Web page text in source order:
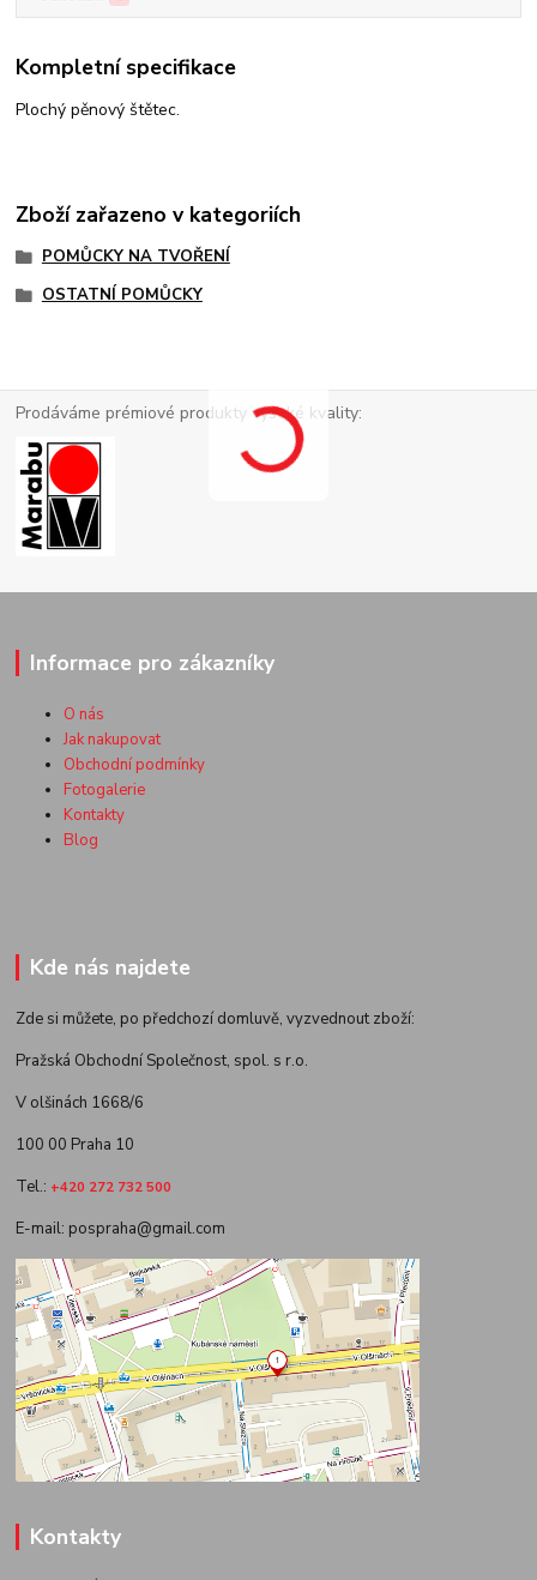
Kompletní specifikace
Plochý pěnový štětec.
Zboží zařazeno v kategoriích
POMŮCKY NA TVOŘENÍ
OSTATNÍ POMŮCKY
Prodáváme prémiové produkty vysoké kvality:
Informace pro zákazníky
O nás
Jak nakupovat
Obchodní podmínky
Fotogalerie
Kontakty
Blog
Kde nás najdete
Zde si můžete, po předchozí domluvě, vyzvednout zboží:
Pražská Obchodní Společnost, spol. s r.o.
V olšinách 1668/6
100 00 Praha 10
Tel.: +420 272 732 500
E-mail: pospraha@gmail.com
Kontakty